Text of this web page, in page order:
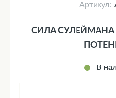
Артикул:
В
СИЛА